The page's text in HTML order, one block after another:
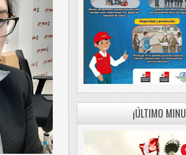
¡ÚLTIMO